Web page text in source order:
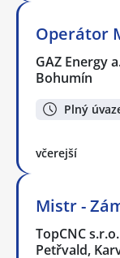
Operátor
GAZ Energy
Bohumín
Plný
včerejší
Mistr -
TopCNC s.r.o.
Petřvald,